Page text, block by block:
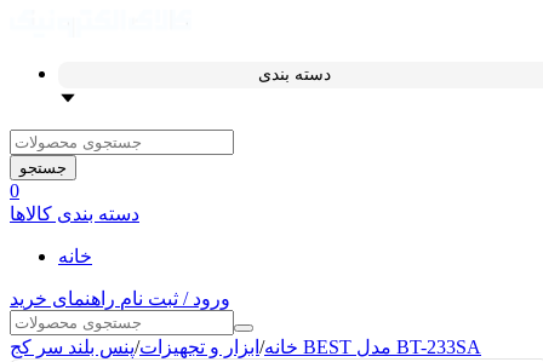
دسته بندی
جستجو
0
دسته بندی کالاها
خانه
ورود / ثبت نام راهنمای خرید
خانه/ ابزار و تجهیزات/ پنس بلند سر کج BEST مدل BT-233SA